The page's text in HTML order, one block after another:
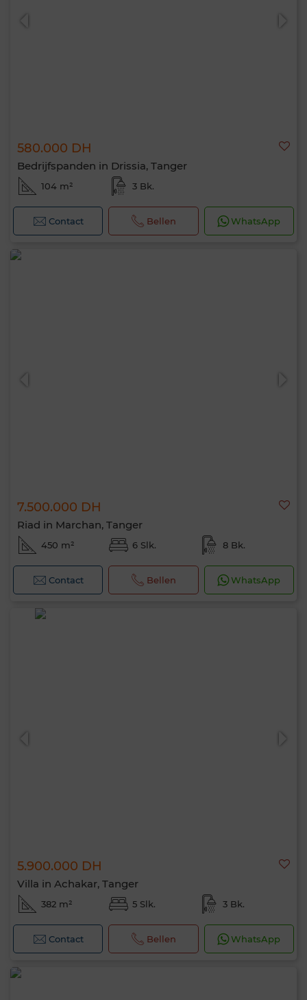
580.000 DH
Bedrijfspanden in Drissia, Tanger
104 m² 3 Bk.
Contact Bellen WhatsApp
7.500.000 DH
Riad in Marchan, Tanger
450 m² 6 Slk. 8 Bk.
Contact Bellen WhatsApp
5.900.000 DH
Villa in Achakar, Tanger
382 m² 5 Slk. 3 Bk.
Contact Bellen WhatsApp